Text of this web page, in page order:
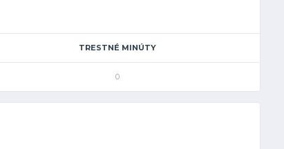
TRESTNÉ MINÚTY
0